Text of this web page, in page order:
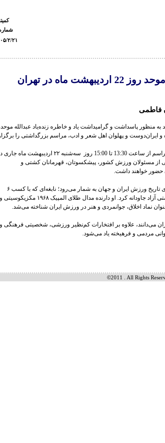
شماره :
۱۱:۳۹
مراسم یادبود زنده یاد عبداله موحد روز 22 اردیبهشت ماه در تهران
منظور پاسداشت و گرامیداشت یاد و خاطره زنده‌یاد عبدالله
و ایران‌دوست و پهلوان اهل شعر و ادب، مراسم بزرگداشتی را برگزار
به گزارش روابط عمومی فدراسیون کشتی، این مراسم از ساعت 13:30 تا 15:00 روز سه‌شنبه ۲۲ اردیبهشت ماه
از مسئولان ورزش کشور، پیشکسوتان، قهرمانان کشتی و
حضور خواهند داشت.
زنده‌یاد عبدالله موحد یکی از پرافتخارترین چهره‌های تاریخ ورزش ایران و جهان به شمار می‌رود؛ نابغه‌ای که با کسب ۶
مدال طلای جهان و المپیک، نام خود را در تاریخ کشتی آزاد جاودانه کرد. او دارنده مدال طلای المپیک ۱۹۶۸ مکزیکوسیتی و
نماد اخلاق، جوانمردی و هنر در ورزش ایران شناخته می‌شد.
می‌دانند، علاوه بر افتخارات کم‌نظیر ورزشی، شخصیتی فرهنگی و
مردمی و فرهیخته یاد می‌شود.
©2011 . All Rights